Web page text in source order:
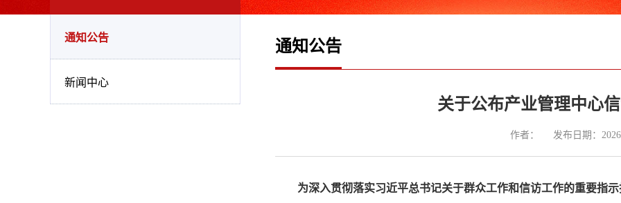
通知公告
新闻中心
通知公告
关于公布产业管理中心
作者： 发布日期：
为深入贯彻落实习近平总书记关于群众工作和信访工作的重要指示